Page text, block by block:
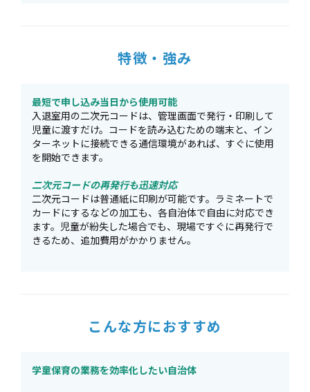
特徴・強み
最短で申し込み当日から使用可能
入退室用の二次元コードは、管理画面で発行・印刷して
児童に渡すだけ。コードを読み込むための端末と、イン
ターネットに接続できる通信環境があれば、すぐに使用
を開始できます。
二次元コードの再発行も迅速対応
二次元コードは普通紙に印刷が可能です。ラミネートで
カードにするなどの加工も、各自治体で自由に対応でき
ます。児童が紛失した場合でも、現場ですぐに再発行で
きるため、追加費用がかかりません。
こんな方におすすめ
学童保育の業務を効率化したい自治体